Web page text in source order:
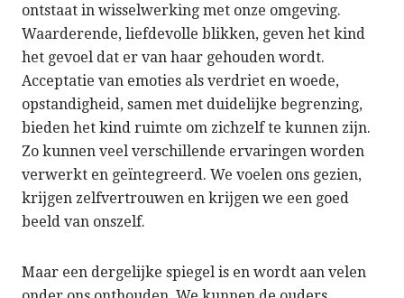
ontstaat in wisselwerking met onze omgeving.
Waarderende, liefdevolle blikken, geven het kind
het gevoel dat er van haar gehouden wordt.
Acceptatie van emoties als verdriet en woede,
opstandigheid, samen met duidelijke begrenzing,
bieden het kind ruimte om zichzelf te kunnen zijn.
Zo kunnen veel verschillende ervaringen worden
verwerkt en geïntegreerd. We voelen ons gezien,
krijgen zelfvertrouwen en krijgen we een goed
beeld van onszelf.
Maar een dergelijke spiegel is en wordt aan velen